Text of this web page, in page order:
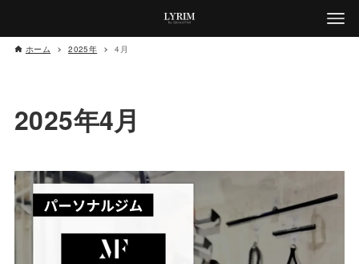
ホーム 2025年 4月
2025年4月